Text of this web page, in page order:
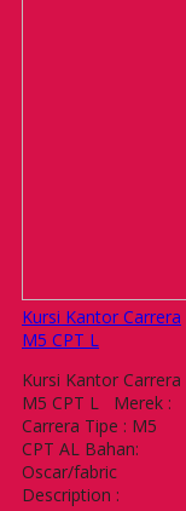
Kursi Kantor Carrera
M5 CPT L
Kursi Kantor Carrera
M5 CPT L Merek :
Carrera Tipe : M5
CPT AL Bahan:
Oscar/fabric
Description :